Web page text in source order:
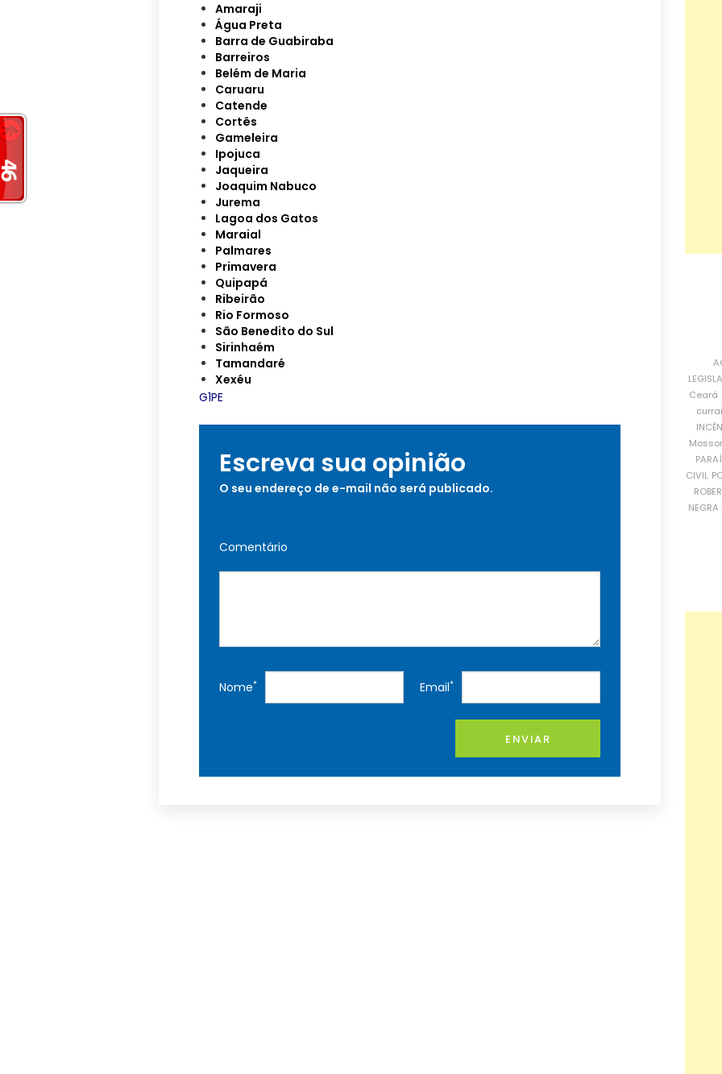
Amaraji
Água Preta
Barra de Guabiraba
Barreiros
Belém de Maria
Caruaru
Catende
Cortês
Gameleira
Ipojuca
Jaqueira
Joaquim Nabuco
Jurema
Lagoa dos Gatos
Maraial
Palmares
Primavera
Quipapá
Ribeirão
Rio Formoso
São Benedito do Sul
Sirinhaém
Tamandaré
Xexéu
G1PE
Escreva sua opinião
O seu endereço de e-mail não será publicado.
Comentário
Nome* Email*
ENVIAR
Ceará
CIVIL
NEGRA